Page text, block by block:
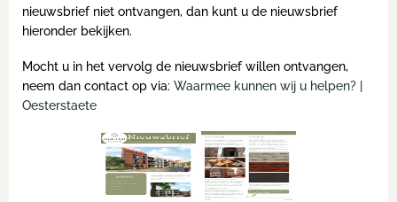
nieuwsbrief niet ontvangen, dan kunt u de nieuwsbrief
hieronder bekijken.
Mocht u in het vervolg de nieuwsbrief willen ontvangen,
neem dan contact op via: Waarmee kunnen wij u helpen? |
Oesterstaete